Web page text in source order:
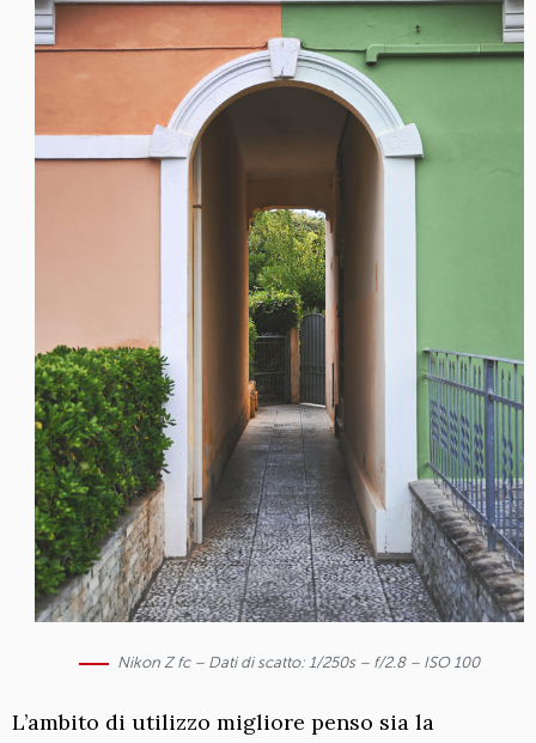
Nikon Z fc – Dati di scatto: 1/250s – f/2.8 – ISO 100
L’ambito di utilizzo migliore penso sia la